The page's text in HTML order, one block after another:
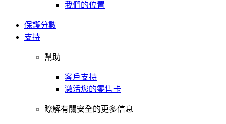
我們的位置
保護分數
支持
幫助
客戶支持
激活您的零售卡
瞭解有關安全的更多信息